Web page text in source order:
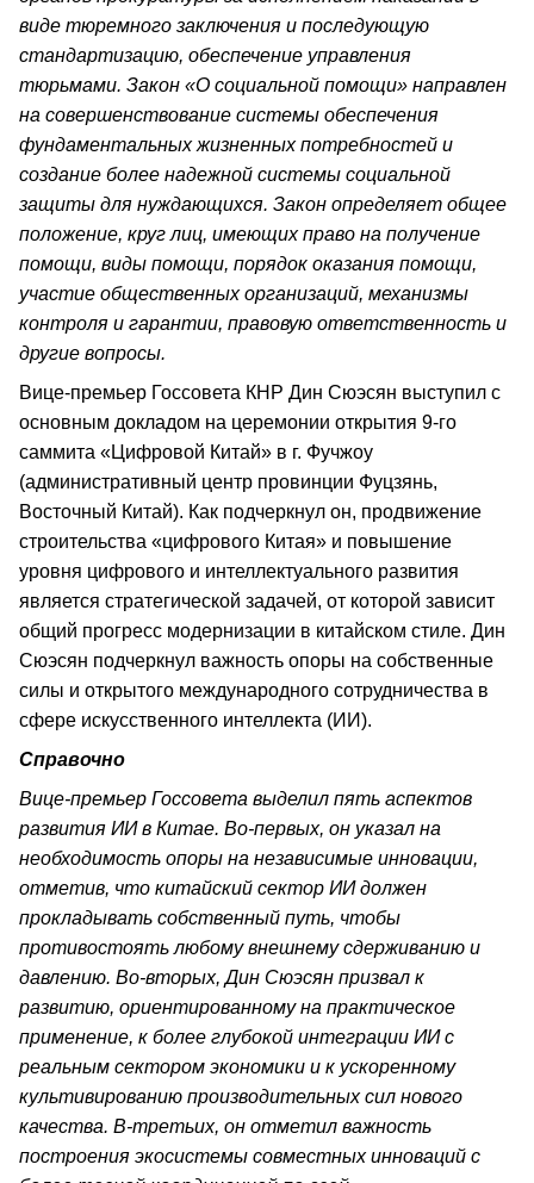
виде тюремного заключения и последующую
стандартизацию, обеспечение управления
тюрьмами. Закон «О социальной помощи» направлен
на совершенствование системы обеспечения
фундаментальных жизненных потребностей и
создание более надежной системы социальной
защиты для нуждающихся. Закон определяет общее
положение, круг лиц, имеющих право на получение
помощи, виды помощи, порядок оказания помощи,
участие общественных организаций, механизмы
контроля и гарантии, правовую ответственность и
другие вопросы.
Вице-премьер Госсовета КНР Дин Сюэсян выступил с
основным докладом на церемонии открытия 9-го
саммита «Цифровой Китай» в г. Фучжоу
(административный центр провинции Фуцзянь,
Восточный Китай). Как подчеркнул он, продвижение
строительства «цифрового Китая» и повышение
уровня цифрового и интеллектуального развития
является стратегической задачей, от которой зависит
общий прогресс модернизации в китайском стиле. Дин
Сюэсян подчеркнул важность опоры на собственные
силы и открытого международного сотрудничества в
сфере искусственного интеллекта (ИИ).
Справочно
Вице-премьер Госсовета выделил пять аспектов
развития ИИ в Китае. Во-первых, он указал на
необходимость опоры на независимые инновации,
отметив, что китайский сектор ИИ должен
прокладывать собственный путь, чтобы
противостоять любому внешнему сдерживанию и
давлению. Во-вторых, Дин Сюэсян призвал к
развитию, ориентированному на практическое
применение, к более глубокой интеграции ИИ с
реальным сектором экономики и к ускоренному
культивированию производительных сил нового
качества. В-третьих, он отметил важность
построения экосистемы совместных инноваций с